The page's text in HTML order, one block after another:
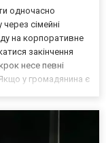
одночасно
сімейні
на корпоративне
закінчення
несе певні
у громадянина є